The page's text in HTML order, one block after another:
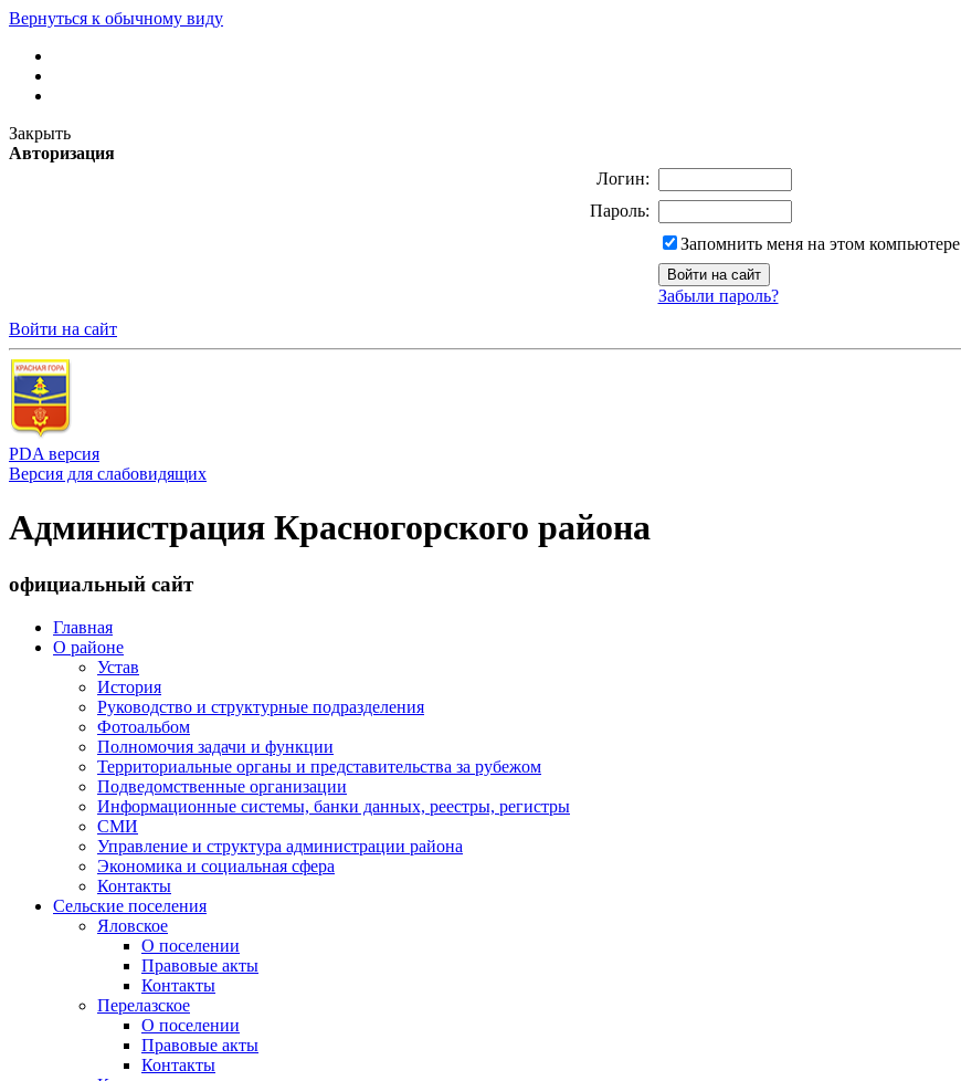
Вернуться к обычному виду
Закрыть
Авторизация
Логин:
Пароль:
Запомнить меня на этом компьютере
Забыли пароль?
Войти на сайт
PDA версия
Версия для слабовидящих
Администрация Красногорского района
официальный сайт
Главная
О районе
Устав
История
Руководство и структурные подразделения
Фотоальбом
Полномочия задачи и функции
Территориальные органы и представительства за рубежом
Подведомственные организации
Информационные системы, банки данных, реестры, регистры
СМИ
Управление и структура администрации района
Экономика и социальная сфера
Контакты
Сельские поселения
Яловское
О поселении
Правовые акты
Контакты
Перелазское
О поселении
Правовые акты
Контакты